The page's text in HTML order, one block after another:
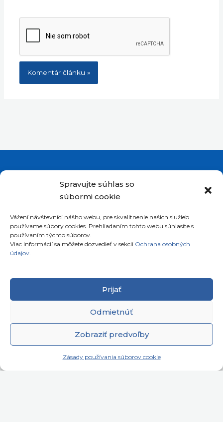
Spravujte súhlas so
súbormi cookie
Vážení návštevníci nášho webu, pre skvalitnenie našich služieb
používame súbory cookies. Prehliadaním tohto webu súhlasíte s
používaním týchto súborov.
Viac informácií sa môžete dozvedieť v sekcii Ochrana osobných
údajov.
Prijať
Odmietnúť
Zobraziť predvoľby
Zásady používania súborov cookie
Telefón: +421911072878
Mobil: +421908072878
Sídlo: Štiavnička 211/49
97681 Podbrezová
Slovenská republika